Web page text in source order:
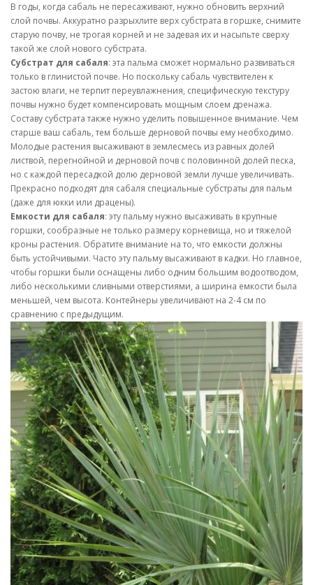
В годы, когда сабаль не пересаживают, нужно обновить верхний
слой почвы. Аккуратно разрыхлите верх субстрата в горшке, снимите
старую почву, не трогая корней и не задевая их и насыпьте сверху
такой же слой нового субстрата.
Субстрат для сабаля: эта пальма сможет нормально развиваться
только в глинистой почве. Но поскольку сабаль чувствителен к
застою влаги, не терпит переувлажнения, специфическую текстуру
почвы нужно будет компенсировать мощным слоем дренажа.
Составу субстрата также нужно уделить повышенное внимание. Чем
старше ваш сабаль, тем больше дерновой почвы ему необходимо.
Молодые растения высаживают в землесмесь из равных долей
листвой, перегнойной и дерновой почв с половинной долей песка,
но с каждой пересадкой долю дерновой земли лучше увеличивать.
Прекрасно подходят для сабаля специальные субстраты для пальм
(даже для юкки или драцены).
Емкости для сабаля: эту пальму нужно высаживать в крупные
горшки, сообразные не только размеру корневища, но и тяжелой
кроны растения. Обратите внимание на то, что емкости должны
быть устойчивыми. Часто эту пальму высаживают в кадки. Но главное,
чтобы горшки были оснащены либо одним большим водоотводом,
либо несколькими сливными отверстиями, а ширина емкости была
меньшей, чем высота. Контейнеры увеличивают на 2-4 см по
сравнению с предыдущим.